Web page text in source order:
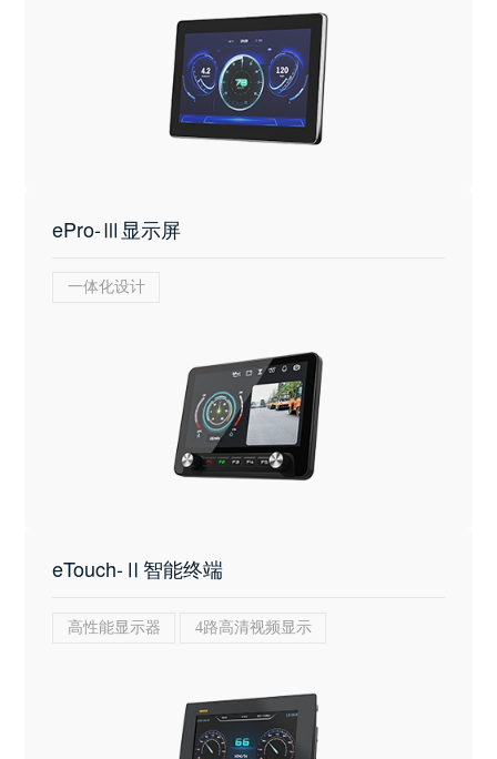
ePro-Ⅲ显示屏
一体化设计
eTouch-Ⅱ智能终端
高性能显示器 4路高清视频显示